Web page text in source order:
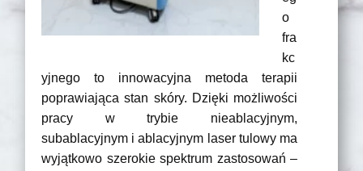
o
fra
kc
yjnego to innowacyjna metoda terapii
poprawiająca stan skóry. Dzięki możliwości
pracy w trybie nieablacyjnym,
subablacyjnym i ablacyjnym laser tulowy ma
wyjątkowo szerokie spektrum zastosowań –